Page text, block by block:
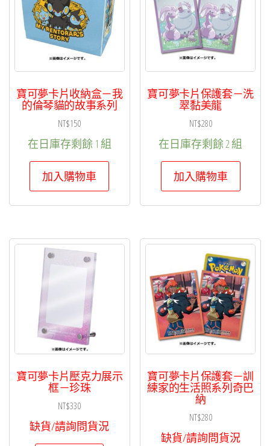
寶可夢卡片收納盒－我
的倫琴貓的故事系列
NT$150
在日庫存剩餘 1 組
加入購物車
寶可夢卡片保護套－洗
翠黏美龍
NT$280
在日庫存剩餘 2 組
加入購物車
寶可夢卡片壓克力展示
框－珍珠
NT$330
缺貨/請詢問貨況
寶可夢卡片保護套－訓
練家的生活照系列奇巴
納
NT$280
缺貨/請詢問貨況